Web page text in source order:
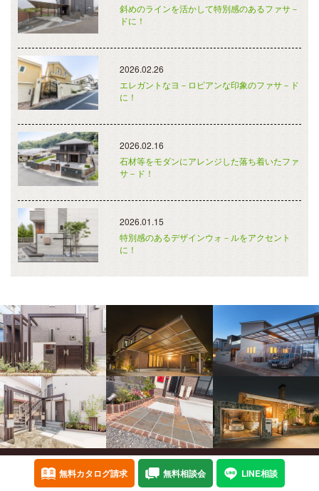
斜めのラインを活かして特別感のあるファサ－
ドに！
2026.02.26
エレガントなヨ－ロピアンな印象のファサ－ド
に！
2026.02.16
石材等をモダンにアレンジした落ち着いたファ
サ－ド！
2026.01.15
特別感のあるデザインウォ－ルをアクセント
に！
会社概要 個人情報保護方針
お問い合わせ
Copyright©癒樹工房 All Rights Reserved.
無料カタログ請求 無料相談会 LINE相談